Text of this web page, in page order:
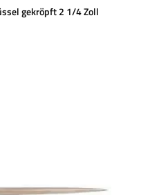
gekröpft 2 1/4 Zoll